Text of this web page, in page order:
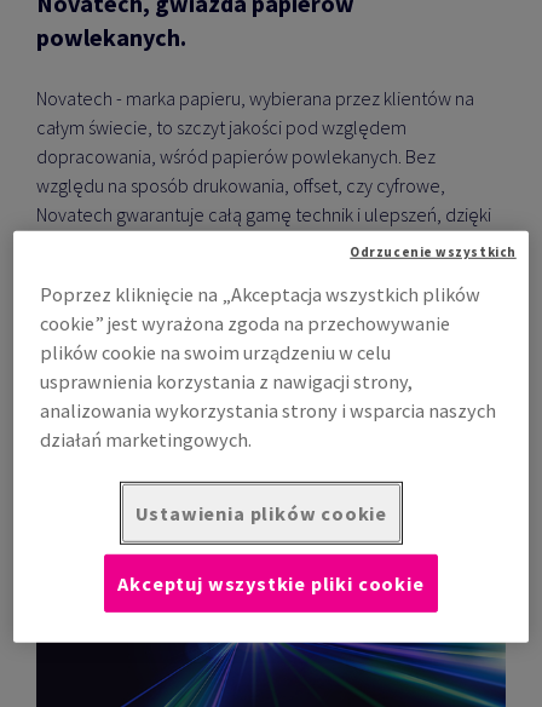
powlekanych.
Novatech - marka papieru, wybierana przez klientów na
całym świecie, to szczyt jakości pod względem
dopracowania, wśród papierów powlekanych. Bez
względu na sposób drukowania, offset, czy cyfrowe,
Novatech gwarantuje całą gamę technik i ulepszeń, dzięki
którym osiągalne są wykończenia najwyższego błysku lub
Pobierz kartę produktu Novatech Gloss
Pobierz kartę produktu Novatech Matt
Zamów online
Poprzez kliknięcie na „Akceptacja wszystkich plików
cookie” jest wyrażona zgoda na przechowywanie
plików cookie na swoim urządzeniu w celu
usprawnienia korzystania z nawigacji strony,
analizowania wykorzystania strony i wsparcia naszych
działań marketingowych.
Ustawienia plików cookie
Odrzucenie wszystkich
Akceptuj wszystkie pliki cookie